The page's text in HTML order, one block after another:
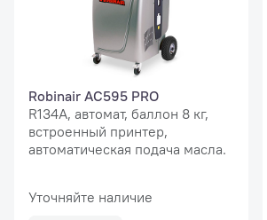
Robinair AC595 PRO
R134A, автомат, баллон 8 кг,
встроенный принтер,
автоматическая подача масла.
Уточняйте наличие